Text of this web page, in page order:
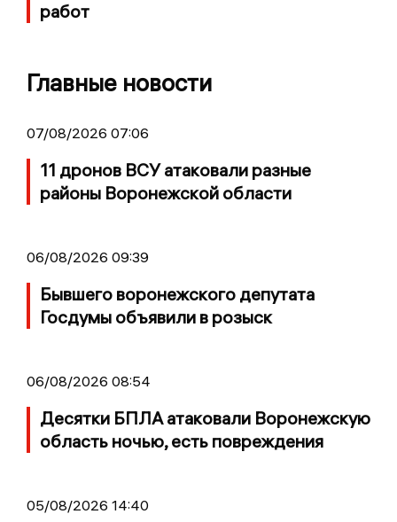
работ
Главные новости
07/08/2026 07:06
11 дронов ВСУ атаковали разные
районы Воронежской области
06/08/2026 09:39
Бывшего воронежского депутата
Госдумы объявили в розыск
06/08/2026 08:54
Десятки БПЛА атаковали Воронежскую
область ночью, есть повреждения
05/08/2026 14:40